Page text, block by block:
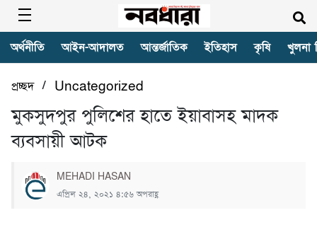
অর্থনীতি আইন-আদালত আন্তর্জাতিক ইতিহাস কৃষি খুলনা
প্রচ্ছদ/ Uncategorized
মুকসুদপুর পুলিশের হাতে ইয়াবাসহ মাদক
ব্যবসায়ী আটক
MEHADI HASAN
এপ্রিল ২৪, ২০২১ ৪:৫৬ অপরাহ্ণ